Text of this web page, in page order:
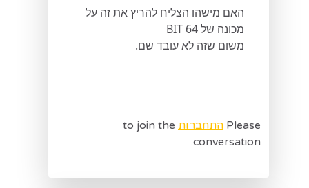
האם מישהו הצליח להריץ את זה על
מכונה של 64 BIT
משום שזה לא עובד שם.
Please התחברות to join the
conversation.